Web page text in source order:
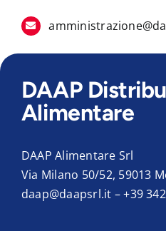
DAAP
Alimentare
DAAP Alimentare Srl
Via Milano 50/52, 59013
daap@daapsrl.it –+39